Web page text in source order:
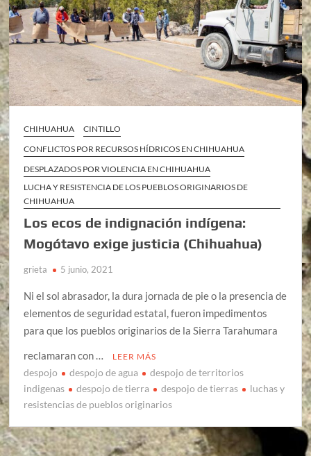
CHIHUAHUA
CINTILLO
CONFLICTOS POR RECURSOS HÍDRICOS EN CHIHUAHUA
DESPLAZADOS POR VIOLENCIA EN CHIHUAHUA
LUCHA Y RESISTENCIA DE LOS PUEBLOS ORIGINARIOS DE
CHIHUAHUA
Los ecos de indignación indígena:
Mogótavo exige justicia (Chihuahua)
grieta 5 junio, 2021
Ni el sol abrasador, la dura jornada de pie o la presencia de
elementos de seguridad estatal, fueron impedimentos
para que los pueblos originarios de la Sierra Tarahumara
reclamaran con …
LEER MÁS
despojo despojo de agua
despojo de territorios
indigenas
despojo de tierra despojo de tierras
luchas y
resistencias de pueblos originarios